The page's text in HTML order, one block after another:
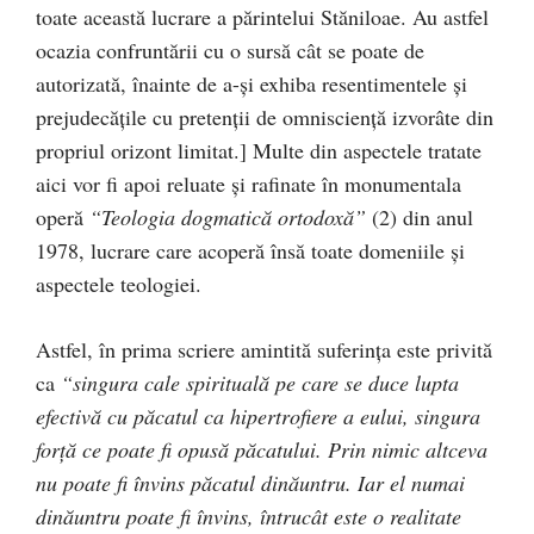
toate această lucrare a părintelui Stăniloae. Au astfel
ocazia confruntării cu o sursă cât se poate de
autorizată, înainte de a-şi exhiba resentimentele şi
prejudecăţile cu pretenţii de omniscienţă izvorâte din
propriul orizont limitat.] Multe din aspectele tratate
aici vor fi apoi reluate şi rafinate în monumentala
operă “Teologia dogmatică ortodoxă” (2) din anul
1978, lucrare care acoperă însă toate domeniile şi
aspectele teologiei.
Astfel, în prima scriere amintită suferinţa este privită
ca “singura cale spirituală pe care se duce lupta
efectivă cu păcatul ca hipertrofiere a eului, singura
forţă ce poate fi opusă păcatului. Prin nimic altceva
nu poate fi învins păcatul dinăuntru. Iar el numai
dinăuntru poate fi învins, întrucât este o realitate